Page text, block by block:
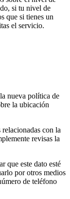
si tu nivel de
que si tienes un
el servicio.
nueva política de
la ubicación
relacionadas con la
revisas la
que este dato esté
por otros medios
de teléfono